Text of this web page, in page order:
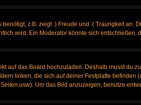
z.B. zeigt :) Freude und :( Traurigkeit an.
wird. Ein Moderator könnte sich
auf das Board hochzuladen. Deshalb musst du
linken, die sich auf deiner Festplatte
usw). Um das Bild anzuzeigen, benutze